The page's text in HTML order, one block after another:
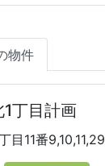
物件
丁目計画
目11番9,10,11,29